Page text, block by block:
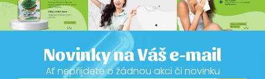
Novinky na Váš e-mail
Ať nepřijdete o žádnou akci či novinku